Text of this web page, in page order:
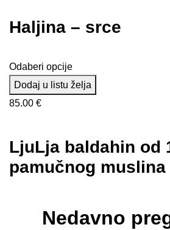
je:
10.00 €.
Haljina – srce
Odaberi opcije
Dodaj u listu želja
85.00 €
LjuLja baldahin od
pamučnog muslina
Nedavno